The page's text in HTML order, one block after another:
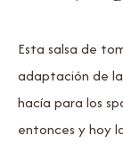
Esta salsa de
adaptación de
hacía para los
entonces y hoy